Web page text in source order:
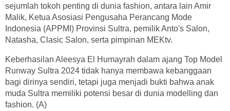
sejumlah tokoh penting di dunia fashion, antara lain Amir
Malik, Ketua Asosiasi Pengusaha Perancang Mode
Indonesia (APPMI) Provinsi Sultra, pemilik Anto's Salon,
Natasha, Clasic Salon, serta pimpinan MEKtv.
Keberhasilan Aleesya El Humayrah dalam ajang Top Model
Runway Sultra 2024 tidak hanya membawa kebanggaan
bagi dirinya sendiri, tetapi juga menjadi bukti bahwa anak
muda Sultra memiliki potensi besar di dunia modelling dan
fashion. (A)